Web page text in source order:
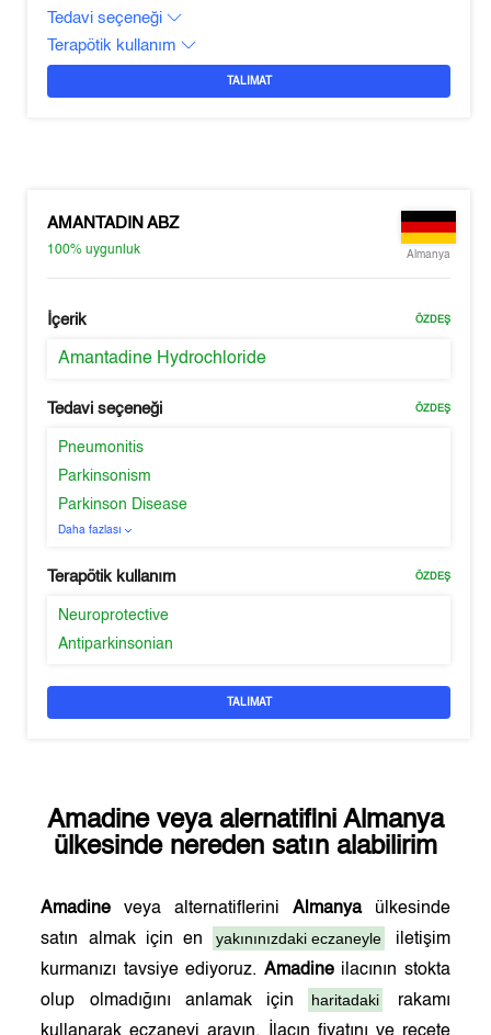
Tedavi seçeneği
Terapötik kullanım
TALIMAT
AMANTADIN ABZ
100%uygunluk Almanya
İçerik ÖZDEŞ
Amantadine Hydrochloride
Tedavi seçeneği ÖZDEŞ
Pneumonitis
Parkinsonism
Parkinson Disease
Daha fazlası
Terapötik kullanım ÖZDEŞ
Neuroprotective
Antiparkinsonian
TALIMAT
Amadineveya alernatifini Almanya
ülkesinde nereden satın alabilirim
Amadine veya alternatiflerini Almanyaülkesinde
satın almak için en
yakınınızdaki eczaneyle
iletişim
kurmanızı tavsiye ediyoruz. Amadineilacının stokta
olup olmadığını anlamak için
haritadaki
rakamı